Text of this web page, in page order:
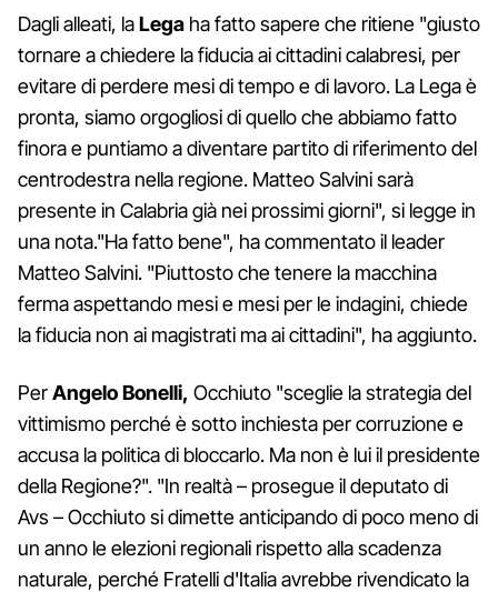
Dagli alleati, laLega ha fatto sapere che ritiene "giusto
tornare a chiedere la fiducia ai cittadini calabresi, per
evitare di perdere mesi di tempo e di lavoro. La Lega è
pronta, siamo orgogliosi di quello che abbiamo fatto
finora e puntiamo a diventare partito di riferimento del
centrodestra nella regione. Matteo Salvini sarà
presente in Calabria già nei prossimi giorni", si legge in
una nota."Ha fatto bene", ha commentato il leader
Matteo Salvini. "Piuttosto che tenere la macchina
ferma aspettando mesi e mesi per le indagini, chiede
la fiducia non ai magistrati ma ai cittadini", ha aggiunto.
PerAngelo Bonelli, Occhiuto "sceglie la strategia del
vittimismo perché è sotto inchiesta per corruzione e
accusa la politica di bloccarlo. Ma non è lui il presidente
della Regione?". "In realtà – prosegue il deputato di
Avs – Occhiuto si dimette anticipando di poco meno di
un anno le elezioni regionali rispetto alla scadenza
naturale, perché Fratelli d'Italia avrebbe rivendicato la